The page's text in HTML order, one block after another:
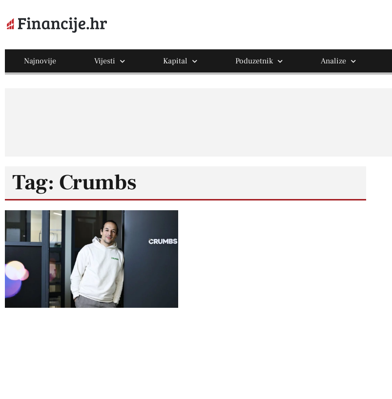
Najnovije Vijesti Kapital Poduzetnik Analize
Tag: Crumbs